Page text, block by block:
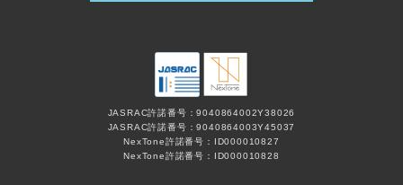
JASRAC許諾番号：9040864002Y38026
JASRAC許諾番号：9040864003Y45037
NexTone許諾番号：ID000010827
NexTone許諾番号：ID000010828